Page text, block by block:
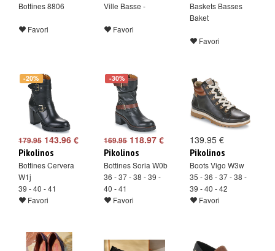
Bottines 8806
Favori
Ville Basse -
Favori
Baskets Basses
Baket
Favori
-20%
179.95 143.96 €
Pikolinos
Bottines Cervera
W1j
39 - 40 - 41
Favori
-30%
169.95118.97 €
Pikolinos
Bottines Soria W0b
36 - 37 - 38 - 39 -
40 - 41
Favori
139.95 €
Pikolinos
Boots Vigo W3w
35 - 36 - 37 - 38 -
39 - 40 - 42
Favori